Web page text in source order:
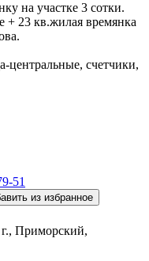
на учacткe 3 сотки.
+ 23 кв.жилая времянка
центральные, счетчики,
51
из избранное
Приморский,